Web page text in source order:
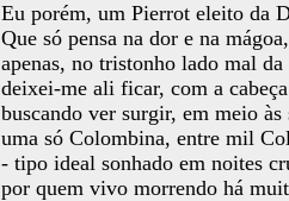
Eu porém, um Pierrot eleito da
Que só pensa na dor e na
apenas, no tristonho lado mal
deixei-me ali ficar, com a
buscando ver surgir, em meio às
uma só Colombina, entre mil
- tipo ideal sonhado em noites
por quem vivo morrendo há